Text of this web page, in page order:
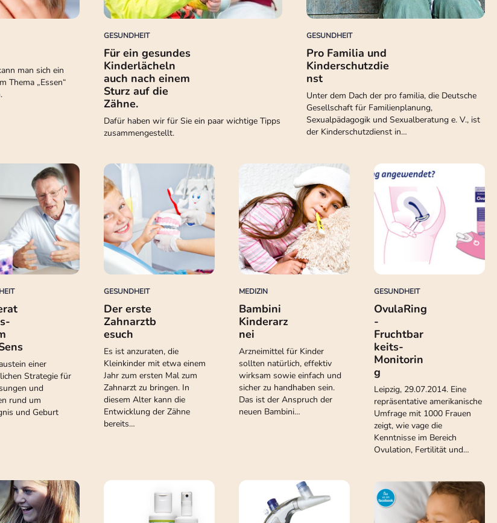
man sich ein
Thema „Essen“
GESUNDHEIT
Für ein gesundes
Kinderlächeln
auch nach einem
Sturz auf die
Zähne.
Dafür haben wir für Sie ein paar wichtige Tipps
zusammengestellt.
GESUNDHEIT
Pro Familia und
Kinderschutzdie
nst
Unter dem Dach der pro familia, die Deutsche
Gesellschaft für Familienplanung,
Sexualpädagogik und Sexualberatung e. V., ist
der Kinderschutzdienst in…
einer
Strategie für
und
rund um
und Geburt
GESUNDHEIT
Der erste
Zahnarztb
esuch
Es ist anzuraten, die
Kleinkinder mit etwa einem
Jahr zum ersten Mal zum
Zahnarzt zu bringen. In
diesem Alter kann die
Entwicklung der Zähne
bereits…
MEDIZIN
Bambini
Kinderarz
nei
Arzneimittel für Kinder
sollten natürlich, effektiv
wirksam sowie einfach und
sicher zu handhaben sein.
Das ist der Anspruch der
neuen Bambini…
GESUNDHEIT
OvulaRing
-
Fruchtbar
keits-
Monitorin
g
Leipzig, 29.07.2014. Eine
repräsentative amerikanische
Umfrage mit 1000 Frauen
zeigt, wie vage die
Kenntnisse im Bereich
Ovulation, Fertilität und…